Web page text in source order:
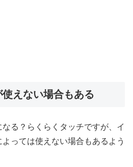
えない場合もある
る？らくらくタッチですが、イ
っては使えない場合もあるよう